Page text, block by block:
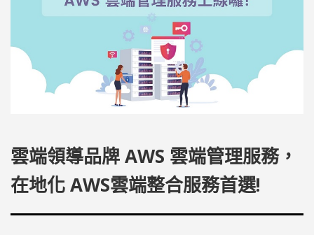
雲端領導品牌 AWS 雲端管理服務，
在地化 AWS雲端整合服務首選!